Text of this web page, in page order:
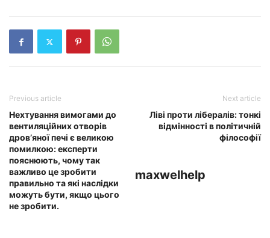
Previous article
Нехтування вимогами до
вентиляційних отворів
дров’яної печі є великою
помилкою: експерти
пояснюють, чому так
важливо це зробити
правильно та які наслідки
можуть бути, якщо цього
не зробити.
Next article
Ліві проти лібералів: тонкі
відмінності в політичній
філософії
maxwelhelp